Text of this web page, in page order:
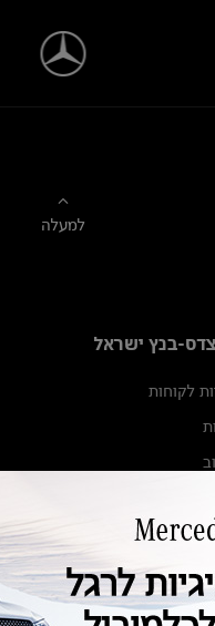
למעלה
בנץ ישראל
לקוחות
מרצדס-בנץ
רכב מרצדס-בנץ
זיהום אוויר וצריכת דלק וחשמל